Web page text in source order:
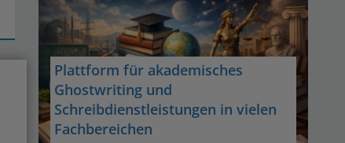
Plattform für akademisches
Ghostwriting und
Schreibdienstleistungen in vielen
Fachbereichen